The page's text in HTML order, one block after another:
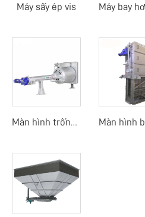
Máy sấy ép vis
Màn hình trống quay mịn